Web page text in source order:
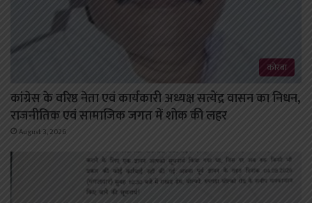
कोरबा
कांग्रेस के वरिष्ठ नेता एवं कार्यकारी अध्यक्ष सत्येंद्र वासन का निधन,
राजनीतिक एवं सामाजिक जगत में शोक की लहर
August 3, 2026